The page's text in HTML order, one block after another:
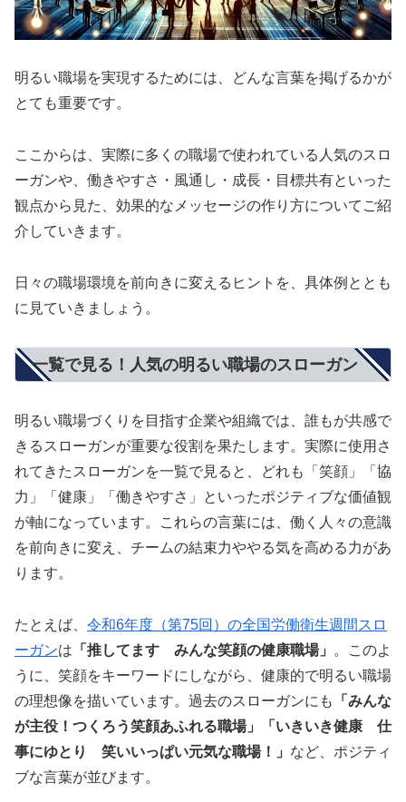
明るい職場を実現するためには、どんな言葉を掲げるかが
とても重要です。
ここからは、実際に多くの職場で使われている人気のスロ
ーガンや、働きやすさ・風通し・成長・目標共有といった
観点から見た、効果的なメッセージの作り方についてご紹
介していきます。
日々の職場環境を前向きに変えるヒントを、具体例ととも
に見ていきましょう。
一覧で見る！人気の明るい職場のスローガン
明るい職場づくりを目指す企業や組織では、誰もが共感で
きるスローガンが重要な役割を果たします。実際に使用さ
れてきたスローガンを一覧で見ると、どれも「笑顔」「協
力」「健康」「働きやすさ」といったポジティブな価値観
が軸になっています。これらの言葉には、働く人々の意識
を前向きに変え、チームの結束力ややる気を高める力があ
ります。
たとえば、 令和6年度（第75回）の全国労働衛生週間スロ
ーガンは 「推してます みんな笑顔の健康職場」
。このよ
うに、笑顔をキーワードにしながら、健康的で明るい職場
の理想像を描いています。過去のスローガンにも
「みんな
が主役！つくろう笑顔あふれる職場」「いきいき健康 仕
事にゆとり 笑いいっぱい元気な職場！」 など、ポジティ
ブな言葉が並びます。